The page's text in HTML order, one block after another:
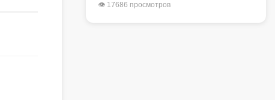
👁 17686 просмотров